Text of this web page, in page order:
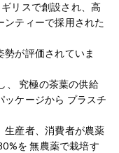
リスで創設され、高
ンティーで採用された
が評価されていま
、 究極の茶葉の供給
ケージから プラスチ
生産者、消費者が農薬
を 無農薬で栽培す